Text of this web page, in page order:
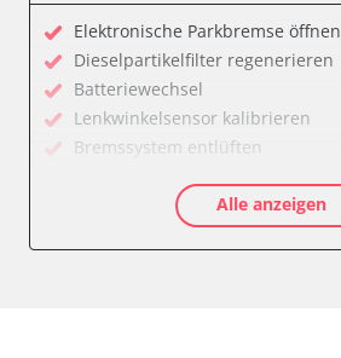
Lenkradelektronik
Lenkradwinkel-Sensor
Leuchtweitenregulierung (LWR)
Medienplayer 3
Motorsteuerung (EMS)
Multifunktionslenkrad
Navigationssystem
Radio
Elektronische Parkbremse öffnen
Dieselpartikelfilter regenerieren
Batteriewechsel
Lenkwinkelsensor kalibrieren
Bremssystem entlüften
AGR Ventil anlernen
Luftmassenmesser anlernen
Alle anzeigen